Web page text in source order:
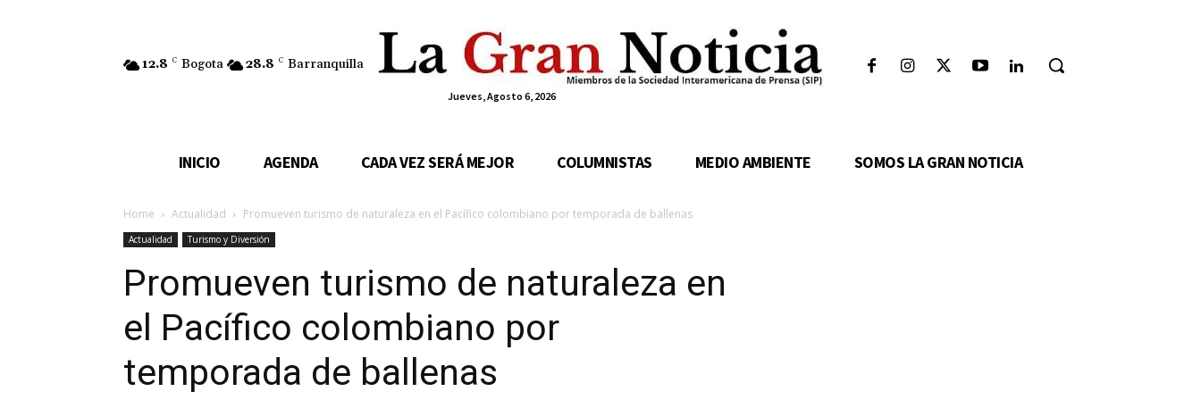
12.8 C Bogota 28.8 C Barranquilla
Jueves, Agosto 6, 2026
INICIO AGENDA CADA VEZ SERÁ MEJOR COLUMNISTAS MEDIO AMBIENTE SOMOS LA GRAN NOTICIA
Home Actualidad Promueven turismo de naturaleza en el Pacífico colombiano por temporada de ballenas
Actualidad Turismo y Diversión
Promueven turismo de naturaleza en
el Pacífico colombiano por
temporada de ballenas